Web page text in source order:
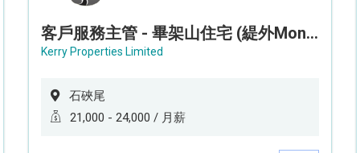
客戶服務主管 - 畢架山住宅 (緹外Mont Verra)
Kerry Properties Limited
石硤尾
21,000 - 24,000 / 月薪